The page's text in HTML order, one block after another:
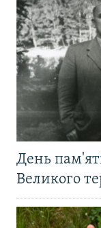
День
Великого